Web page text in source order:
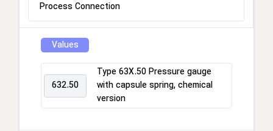
Process Connection
Values
632.50
Type 63X.50 Pressure gauge
with capsule spring, chemical
version